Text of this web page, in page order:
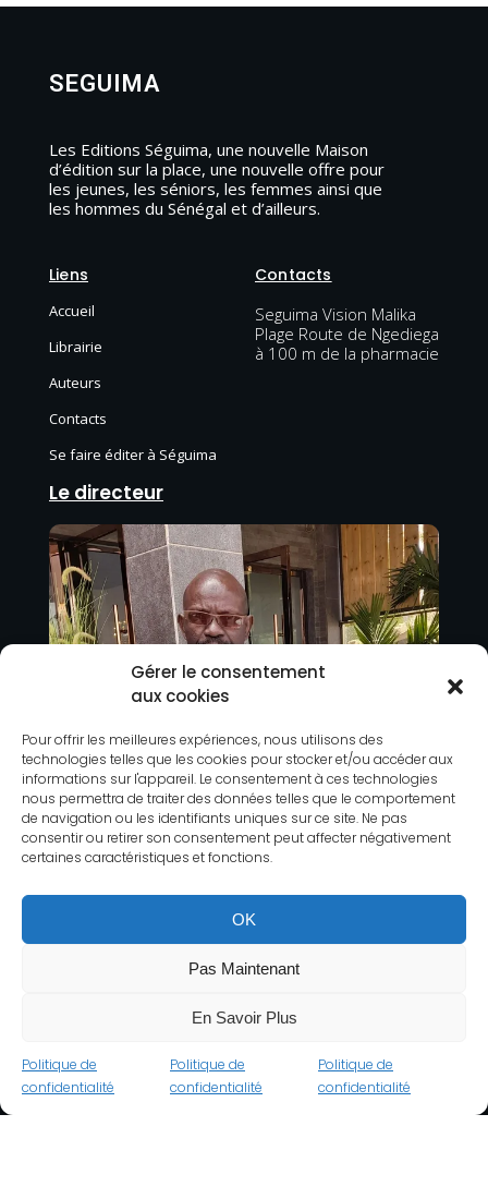
Gérer le consentement
aux cookies
Pour offrir les meilleures expériences, nous utilisons des
technologies telles que les cookies pour stocker et/ou accéder aux
informations sur l'appareil. Le consentement à ces technologies
nous permettra de traiter des données telles que le comportement
de navigation ou les identifiants uniques sur ce site. Ne pas
consentir ou retirer son consentement peut affecter négativement
certaines caractéristiques et fonctions.
OK
Pas Maintenant
En Savoir Plus
Politique de
confidentialité
Politique de
confidentialité
Politique de
confidentialité
SEGUIMA
Les Editions Séguima, une nouvelle Maison
d’édition sur la place, une nouvelle offre pour
les jeunes, les séniors, les femmes ainsi que
les hommes du Sénégal et d’ailleurs.
Liens
Accueil
Librairie
Auteurs
Contacts
Se faire éditer à Séguima
Contacts
Seguima Vision Malika
Plage Route de Ngediega
à 100 m de la pharmacie
Le directeur